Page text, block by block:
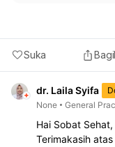
Suka
dr. Laila Syifa
None
General
Hai Sobat Sehat,
Terimakasih